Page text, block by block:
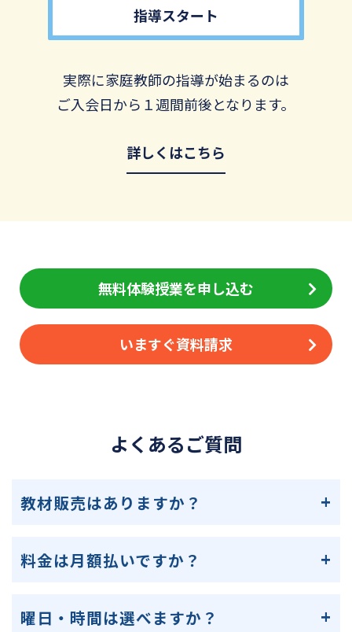
指導スタート
実際に家庭教師の指導が始まるのは
ご入会日から１週間前後となります。
詳しくはこちら
無料体験授業を申し込む
いますぐ資料請求
よくあるご質問
教材販売はありますか？
料金は月額払いですか？
曜日・時間は選べますか？